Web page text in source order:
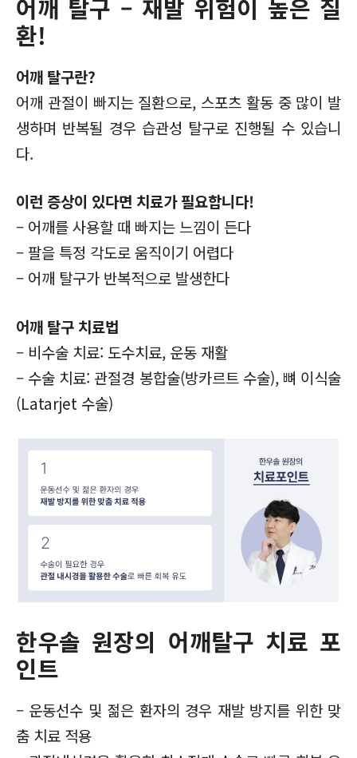
어깨 탈구 – 재발 위험이 높은 질
환!
어깨 탈구란?
어깨 관절이 빠지는 질환으로, 스포츠 활동 중 많이 발
생하며 반복될 경우 습관성 탈구로 진행될 수 있습니
다.
이런 증상이 있다면 치료가 필요합니다!
– 어깨를 사용할 때 빠지는 느낌이 든다
– 팔을 특정 각도로 움직이기 어렵다
– 어깨 탈구가 반복적으로 발생한다
어깨 탈구 치료법
– 비수술 치료: 도수치료, 운동 재활
– 수술 치료: 관절경 봉합술(방카르트 수술), 뼈 이식술
(Latarjet 수술)
한우솔 원장의 어깨탈구 치료 포
인트
– 운동선수 및 젊은 환자의 경우 재발 방지를 위한 맞
춤 치료 적용